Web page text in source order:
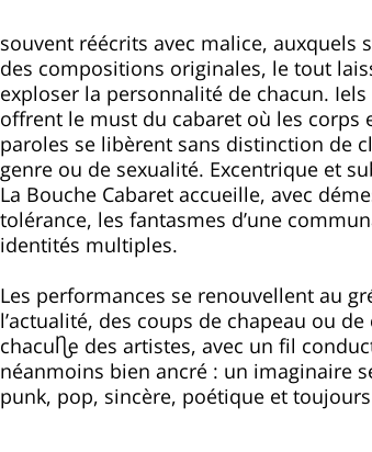
souvent réécrits avec malice, auxquels
des compositions originales, le tout
exploser la personnalité de chacun. Iels
offrent le must du cabaret où les corps
identités multiples.
Les performances se renouvellent au
l’actualité, des coups de chapeau ou
chacun·e des artistes, avec un fil
néanmoins bien ancré : un imaginaire
punk, pop, sincère, poétique et